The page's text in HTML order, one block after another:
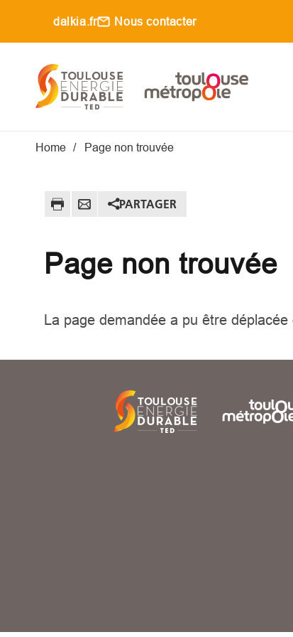
dalkia.fr Nous contacter
Fil d'Ariane
Home Page non trouvée
PARTAGER
Page non trouvée
La page demandée a pu être